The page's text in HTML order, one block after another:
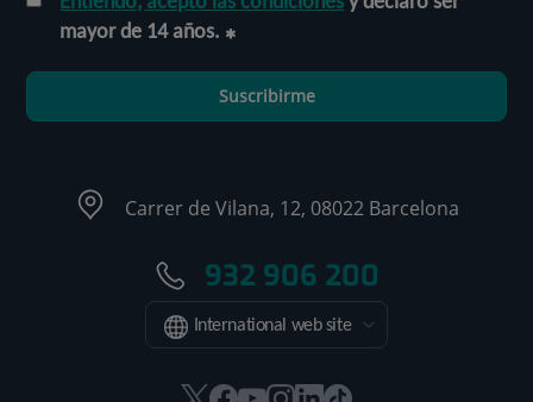
mayor de 14 años.
Suscribirme
Carrer de Vilana, 12, 08022 Barcelona
932 906 200
International web site
EsteEsteEsteEsteEsteEnlace